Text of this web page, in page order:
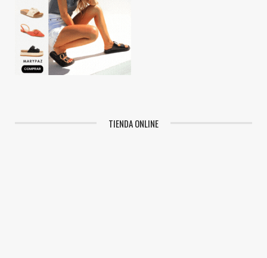
TIENDA ONLINE